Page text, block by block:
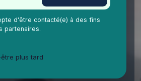
d'être contacté(e) à des fins
partenaires.
plus tard